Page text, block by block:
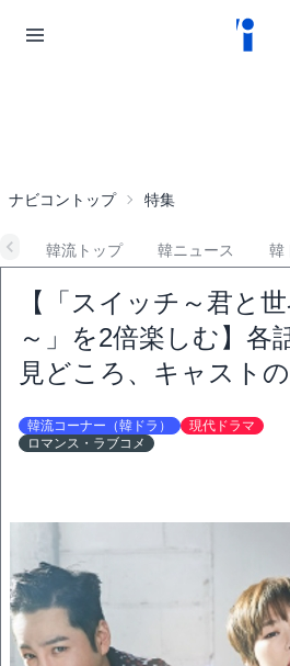
ナビコントップ 特集
韓流トップ 韓ニュース 韓
【「スイッチ～君と
～」を2倍楽しむ】各
見どころ、キャスト
韓流コーナー（韓ドラ）
現代ドラマ
ロマンス・ラブコメ